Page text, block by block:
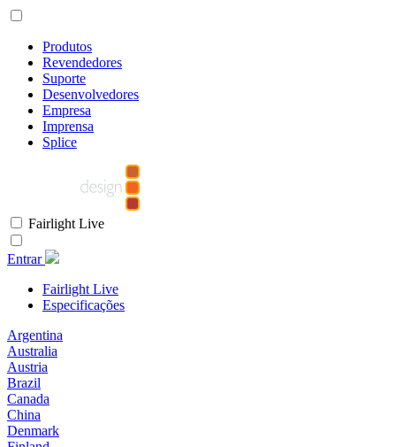
Produtos
Revendedores
Suporte
Desenvolvedores
Empresa
Imprensa
Splice
Fairlight Live
Entrar
Fairlight Live
Especificações
Argentina
Australia
Austria
Brazil
Canada
China
Denmark